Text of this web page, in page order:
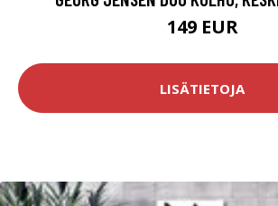
149 EUR
LISÄTIETOJA